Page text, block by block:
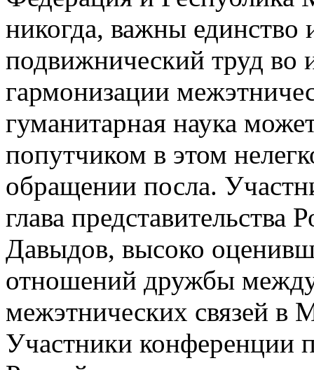
никогда, важны
подвижнический труд во
гармонизации
гуманитарная наука
попутчиком в этом
обращении посла.
глава представительства
Давыдов, высоко
отношений дружбы
межэтнических связей в
Участники конференции